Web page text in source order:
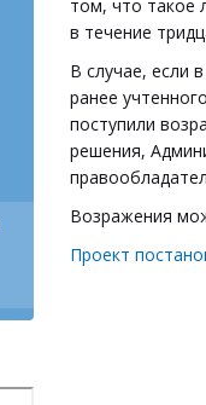
том, что такое
в течение
В случае, если
ранее
поступили
решения,
Возражения
Проект